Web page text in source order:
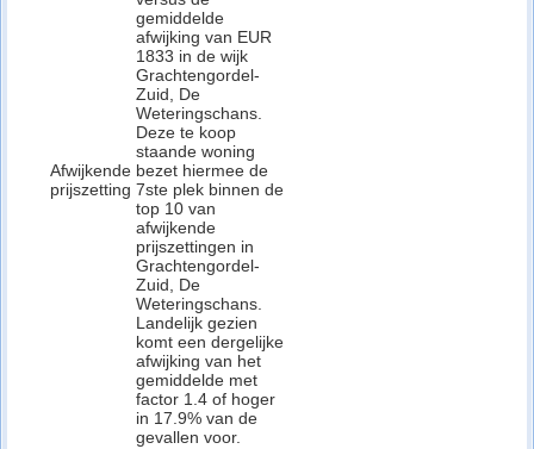
Afwijkende
prijszetting
gemiddelde
afwijking van EUR
1833 in de wijk
Grachtengordel-
Zuid, De
Weteringschans.
Deze te koop
staande woning
bezet hiermee de
7ste plek binnen de
top 10 van
afwijkende
prijszettingen in
Grachtengordel-
Zuid, De
Weteringschans.
Landelijk gezien
komt een dergelijke
afwijking van het
gemiddelde met
factor 1.4 of hoger
in 17.9% van de
gevallen voor.